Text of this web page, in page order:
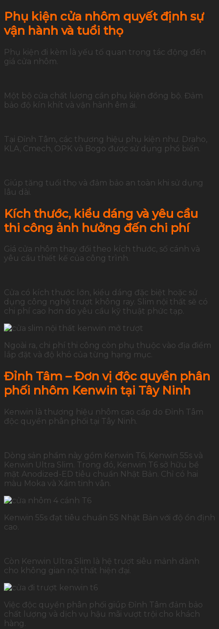
Phụ kiện cửa nhôm quyết định sự
vận hành và tuổi thọ
Phụ kiện đi kèm là yếu tố quan trọng tác động đến
giá cửa nhôm.
Một bộ cửa chất lượng cần phụ kiện đồng bộ. Đảm
bảo độ kín khít và vận hành êm ái.
Tại Đỉnh Tâm, các thương hiệu phụ kiện như. Draho,
KLA, Cmech, OPK và Bogo được sử dụng phổ biến.
Giúp tăng tuổi thọ và đảm bảo an toàn khi sử dụng
lâu dài.
Kích thước, kiểu dáng và yêu cầu
thi công ảnh hưởng đến chi phí
Giá cửa nhôm thay đổi theo kích thước, số cánh và
yêu cầu thiết kế của công trình.
Cửa có kích thước lớn, kiểu dáng đặc biệt hoặc sử
dụng công nghệ trượt không ray. Slim nội thất sẽ có
chi phí cao hơn do yêu cầu kỹ thuật phức tạp.
Ngoài ra, chi phí thi công còn phụ thuộc vào địa điểm
lắp đặt và độ khó của từng hạng mục.
Đỉnh Tâm – Đơn vị độc quyền phân
phối nhôm Kenwin tại Tây Ninh
Kenwin là thương hiệu nhôm cao cấp do Đỉnh Tâm
độc quyền phân phối tại Tây Ninh.
Dòng sản phẩm này gồm Kenwin T6, Kenwin 55s và
Kenwin Ultra Slim. Trong đó, Kenwin T6 sở hữu bề
mặt Anodized-ED tiêu chuẩn Nhật Bản. Chỉ có hai
màu Moka và Xám tinh vân.
Kenwin 55s đạt tiêu chuẩn 5S Nhật Bản với độ ổn định
cao.
Còn Kenwin Ultra Slim là hệ trượt siêu mảnh dành
cho không gian nội thất hiện đại.
Việc độc quyền phân phối giúp Đỉnh Tâm đảm bảo
chất lượng và dịch vụ hậu mãi vượt trội cho khách
hàng.